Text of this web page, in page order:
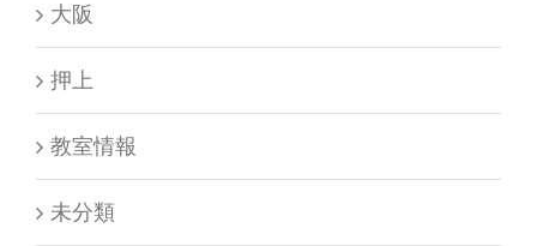
大阪
押上
教室情報
未分類